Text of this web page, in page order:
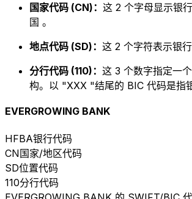
国家代码 (CN)： 这 2 个字母显示银
国 。
地点代码 (SD)： 这 2 个字符表示银行
分行代码 (110)： 这 3 个数字指定一
构。以 "XXX "结尾的 BIC 代码是指
EVERGROWING BANK
HFBA银行代码
CN国家/地区代码
SD位置代码
110分行代码